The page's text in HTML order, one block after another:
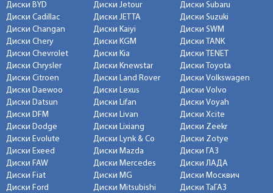
Диски BYD
Диски Cadillac
Диски Changan
Диски Chery
Диски Chevrolet
Диски Chrysler
Диски Citroen
Диски Daewoo
Диски Datsun
Диски DFM
Диски Dodge
Диски Evolute
Диски Exeed
Диски FAW
Диски Fiat
Диски Ford
Диски Jetour
Диски JETTA
Диски Kaiyi
Диски KGM
Диски Kia
Диски Knewstar
Диски Land Rover
Диски Lexus
Диски Lifan
Диски Livan
Диски Lixiang
Диски Lynk & Co
Диски Mazda
Диски Mercedes
Диски MG
Диски Mitsubishi
Диски Subaru
Диски Suzuki
Диски SWM
Диски TANK
Диски TENET
Диски Toyota
Диски Volkswagen
Диски Volvo
Диски Voyah
Диски Xcite
Диски Zeekr
Диски Zotye
Диски ГАЗ
Диски ЛАДА
Диски Москвич
Диски ТаГАЗ